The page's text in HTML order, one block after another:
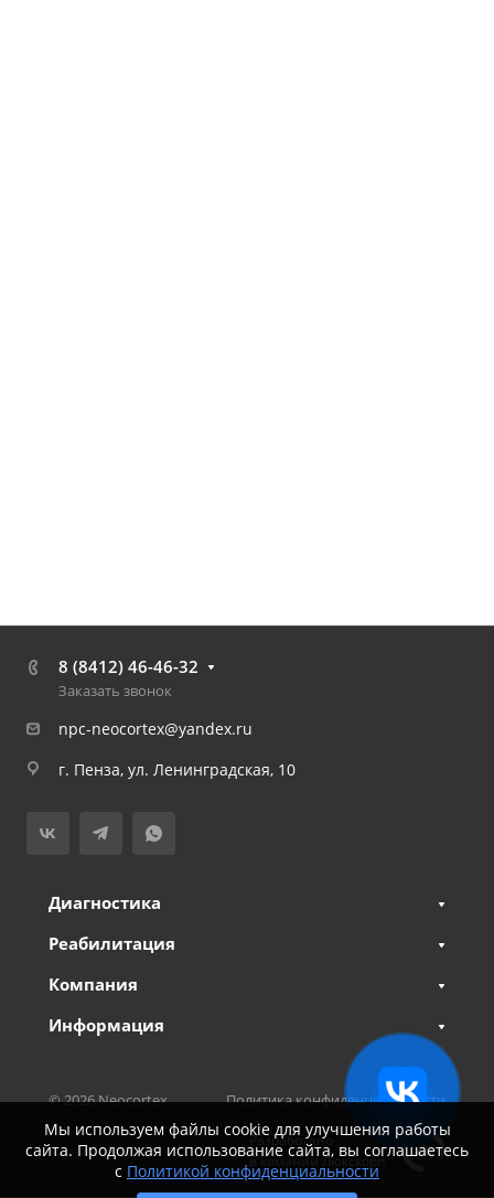
8 (8412) 46-46-32
Заказать звонок
npc-neocortex@yandex.ru
г. Пенза, ул. Ленинградская, 10
Диагностика
Реабилитация
Компания
Информация
© 2026 Neocortex Политика конфиденциальности
Карта сайта
Разработано
в комании Люкскорп
Мы используем файлы cookie для улучшения работы
сайта. Продолжая использование сайта, вы соглашаетесь
с Политикой конфиденциальности